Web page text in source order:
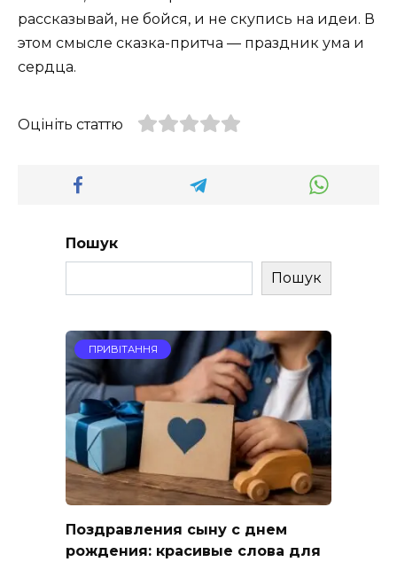
рассказывай, не бойся, и не скупись на идеи. В
этом смысле сказка-притча — праздник ума и
сердца.
Оцініть статтю
Пошук
Пошук
ПРИВІТАННЯ
Поздравления сыну с днем
рождения: красивые слова для